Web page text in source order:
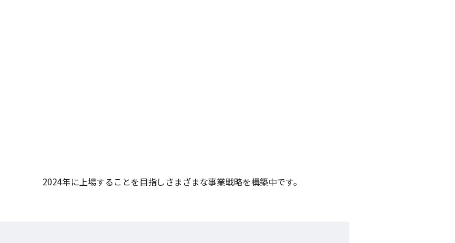
2024年に上場することを目指しさまざまな事業戦略を構築中です。